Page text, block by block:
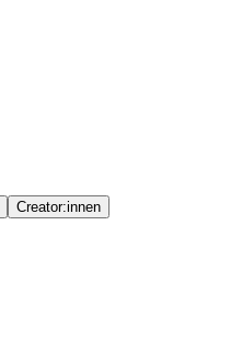
Creator:innen